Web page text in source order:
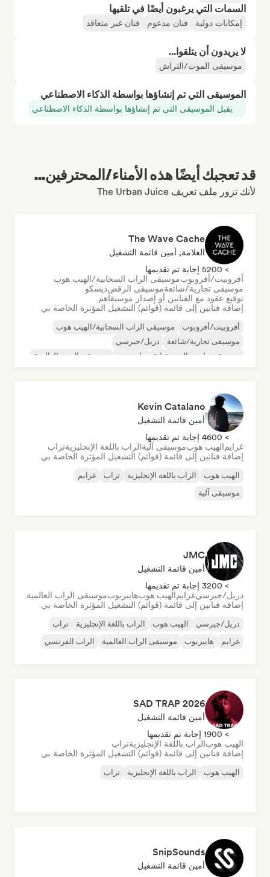
السمات التي يرغبون أيضًا في تلقيها
إمكانات دولية فنان مدعوم فنان غير متعاقد
لا يريدون أن يتلقوا...
موسيقى الموت/الثراش
الموسيقى التي تم إنشاؤها بواسطة الذكاء الاصطناعي
يقبل الموسيقى التي تم إنشاؤها بواسطة الذكاء الاصطناعي
قد تعجبك أيضًا هذه الأمناء/المحترفين...
لأنك تزور ملف تعريف The Urban Juice
The Wave Cache
العلامة, أمين قائمة التشغيل
> 5200 إجابة تم تقديمها
أفروبيت/أفروبوبموسيقى الراب السحابية/الهيب هوب
موسيقى تجارية/شائعةموسيقى الرقصديسكو
توقيع عقود مع الفنانين أو إصدار موسيقاهم
إضافة فنانين إلى قائمة (قوائم) التشغيل المؤثرة الخاصة بي
أفروبيت/أفروبوب
موسيقى الراب السحابية/الهيب هوب
موسيقى تجارية/شائعة
دريل/جيرسي
موسيقى هاوس المستقبلية
هايبربوب
موسيقى البوب العالمية
Kevin Catalano
أمين قائمة التشغيل
> 4600 إجابة تم تقديمها
غرايمالهيب هوبموسيقى آليةالراب باللغة الإنجليزيةتراب
إضافة فنانين إلى قائمة (قوائم) التشغيل المؤثرة الخاصة بي
الهيب هوب الراب باللغة الإنجليزية تراب
غرايم
موسيقى آلية
JMC
أمين قائمة التشغيل
> 3200 إجابة تم تقديمها
دريل/جيرسيغرايمالهيب هوبهايبربوبموسيقى الراب العالمية
إضافة فنانين إلى قائمة (قوائم) التشغيل المؤثرة الخاصة بي
دريل/جيرسي الهيب هوب الراب باللغة الإنجليزية
تراب
غرايم
هايبربوب موسيقى الراب العالمية الراب الفرنسي
SAD TRAP 2026
أمين قائمة التشغيل
> 1900 إجابة تم تقديمها
الهيب هوبالراب باللغة الإنجليزيةتراب
إضافة فنانين إلى قائمة (قوائم) التشغيل المؤثرة الخاصة بي
الهيب هوب الراب باللغة الإنجليزية تراب
SnipSounds
أمين قائمة التشغيل